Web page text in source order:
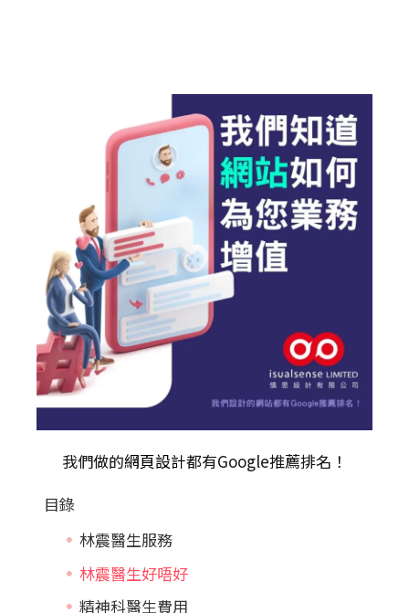
我們做的網頁設計都有Google推薦排名！
目錄
林震醫生服務
林震醫生好唔好
精神科醫生費用